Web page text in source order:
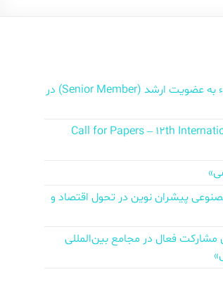
سمینار مجازی «مسیر ارتقاء به عضویت ارشد (Senior Member) در
Call for Papers – 12th
پیشران نوین در تحول اقتصاد و
فعال در مجامع بین‌المللی